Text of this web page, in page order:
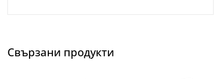
Свързани продукти